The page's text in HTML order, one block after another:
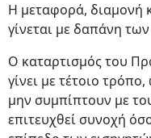
Η μεταφορά, διαμονή
γίνεται με δαπάνη των
Ο καταρτισμός του
γίνει με τέτοιο
μην συμπίπτουν με
επιτευχθεί συνοχή